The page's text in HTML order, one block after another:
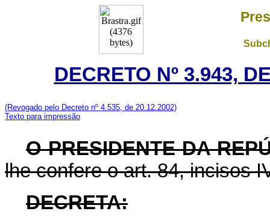
DECRETO Nº 3.943,
(Revogado pelo Decreto nº 4.535, de 20.12.2002)
Texto para impressão
O PRESIDENTE DA
lhe confere o art. 84, incisos
DECRETA: